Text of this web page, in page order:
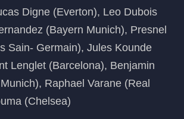
Digne (Everton), Leo Dubois
(Bayern Munich), Presnel
Sain- Germain), Jules Kounde
Lenglet (Barcelona), Benjamin
Raphael Varane (Real
(Chelsea)